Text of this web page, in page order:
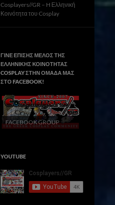
Cosplayers//GR – H Ελληνική
Κοινότητα του Cosplay
ΓΙΝΕ ΕΠΙΣΗΣ ΜΕΛΟΣ ΤΗΣ
ΕΛΛΗΝΙΚΗΣ ΚΟΙΝΟΤΗΤΑΣ
COSPLAY ΣΤΗΝ ΟΜΑΔΑ ΜΑΣ
ΣΤΟ FACΕBOOK!
FACEBOOK GROUP
YOUTUBE